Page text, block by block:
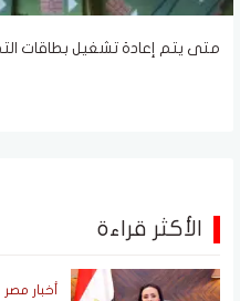
متى يتم إعادة تشغيل بطاقات
الأكثر قراءة
أخبار مصر